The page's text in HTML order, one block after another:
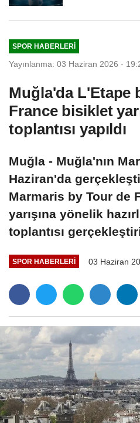
SPOR HABERLERI
Yayınlanma: 03 Haziran 2026 -
Muğla'da L'Etape
France bisiklet
toplantısı yapıldı
Muğla - Muğla'nın
Haziran'da
Marmaris by Tour de
yarışına yönelik
toplantısı
SPOR HABERLERI 03 Haziran